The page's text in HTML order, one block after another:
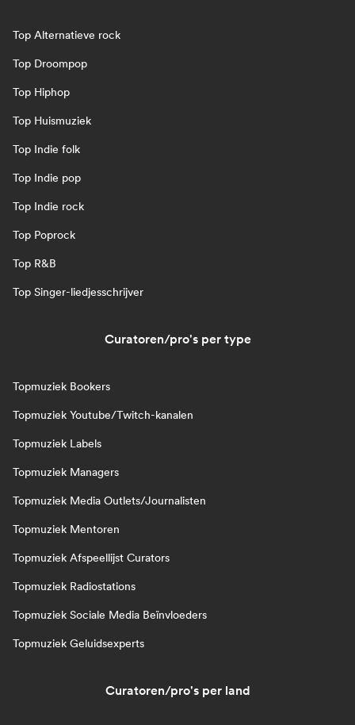
Top Alternatieve rock
Top Droompop
Top Hiphop
Top Huismuziek
Top Indie folk
Top Indie pop
Top Indie rock
Top Poprock
Top R&B
Top Singer-liedjesschrijver
Curatoren/pro's per type
Topmuziek Bookers
Topmuziek Youtube/Twitch-kanalen
Topmuziek Labels
Topmuziek Managers
Topmuziek Media Outlets/Journalisten
Topmuziek Mentoren
Topmuziek Afspeellijst Curators
Topmuziek Radiostations
Topmuziek Sociale Media Beïnvloeders
Topmuziek Geluidsexperts
Curatoren/pro's per land